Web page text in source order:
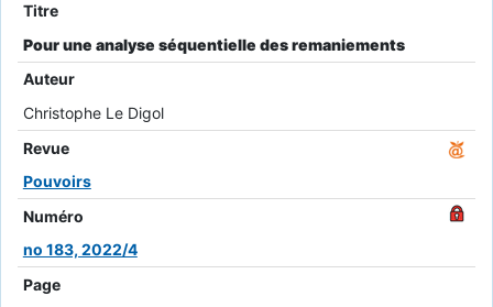
Titre
Pour une analyse séquentielle des remaniements
Auteur
Christophe Le Digol
Revue
Pouvoirs
Numéro
no 183, 2022/4
Page